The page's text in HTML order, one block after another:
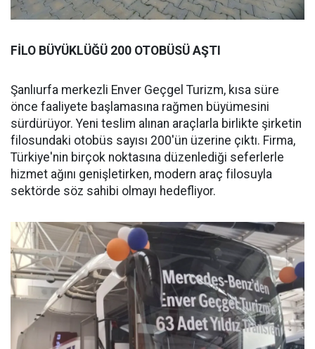
FİLO BÜYÜKLÜĞÜ 200 OTOBÜSÜ AŞTI
Şanlıurfa merkezli Enver Geçgel Turizm, kısa süre
önce faaliyete başlamasına rağmen büyümesini
sürdürüyor. Yeni teslim alınan araçlarla birlikte şirketin
filosundaki otobüs sayısı 200'ün üzerine çıktı. Firma,
Türkiye'nin birçok noktasına düzenlediği seferlerle
hizmet ağını genişletirken, modern araç filosuyla
sektörde söz sahibi olmayı hedefliyor.